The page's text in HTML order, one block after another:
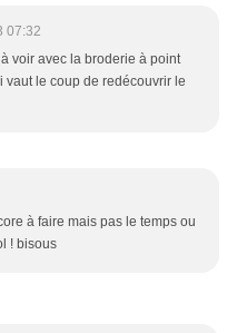
07:32
voir avec la broderie à point
vaut le coup de redécouvrir le
à faire mais pas le temps ou
! bisous